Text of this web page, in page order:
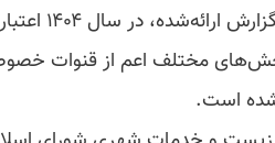
مختلف اعم از قنوات
است.